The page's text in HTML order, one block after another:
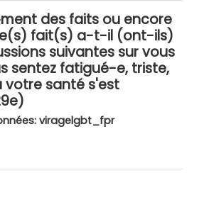
des faits ou encore
fait(s) a-t-il (ont-ils)
suivantes sur vous
sentez fatigué-e, triste,
santé s'est
viragelgbt_fpr